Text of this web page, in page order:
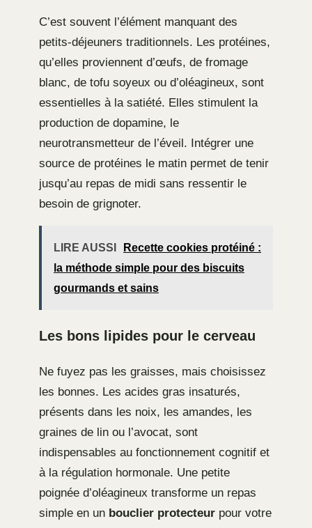
C’est souvent l’élément manquant des
petits-déjeuners traditionnels. Les protéines,
qu’elles proviennent d’œufs, de fromage
blanc, de tofu soyeux ou d’oléagineux, sont
essentielles à la satiété. Elles stimulent la
production de dopamine, le
neurotransmetteur de l’éveil. Intégrer une
source de protéines le matin permet de tenir
jusqu’au repas de midi sans ressentir le
besoin de grignoter.
LIRE AUSSI
Recette cookies protéiné :
la méthode simple pour des biscuits
gourmands et sains
Les bons lipides pour le cerveau
Ne fuyez pas les graisses, mais choisissez
les bonnes. Les acides gras insaturés,
présents dans les noix, les amandes, les
graines de lin ou l’avocat, sont
indispensables au fonctionnement cognitif et
à la régulation hormonale. Une petite
poignée d’oléagineux transforme un repas
simple en un bouclier protecteur pour votre